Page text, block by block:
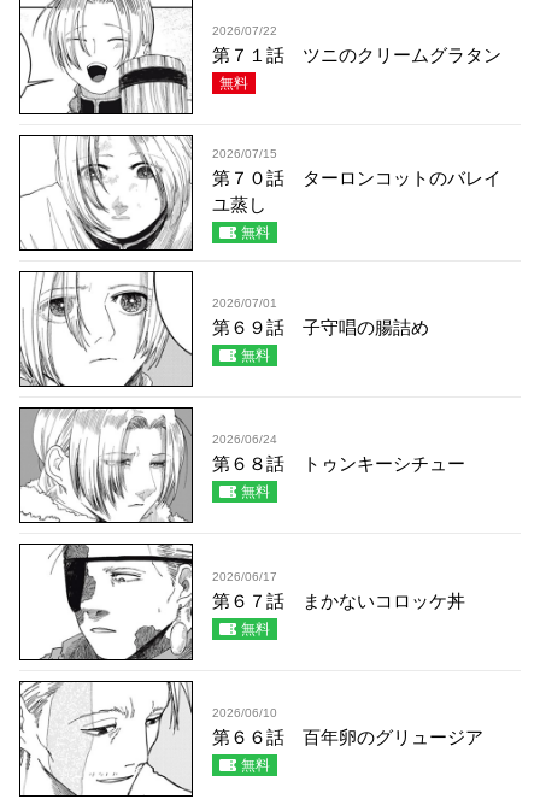
2026/07/22
第７１話 ツニのクリームグラタン
無料
2026/07/15
第７０話 ターロンコットのバレイ
ユ蒸し
無料
2026/07/01
第６９話 子守唱の腸詰め
無料
2026/06/24
第６８話 トゥンキーシチュー
無料
2026/06/17
第６７話 まかないコロッケ丼
無料
2026/06/10
第６６話 百年卵のグリュージア
無料